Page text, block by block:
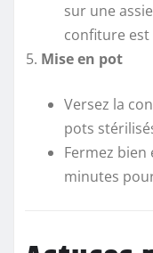
sur une
confiture est
Mise en pot
Versez la
pots
Fermez
minutes